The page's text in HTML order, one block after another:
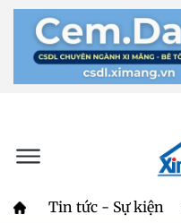
Tin tức - Sự kiện